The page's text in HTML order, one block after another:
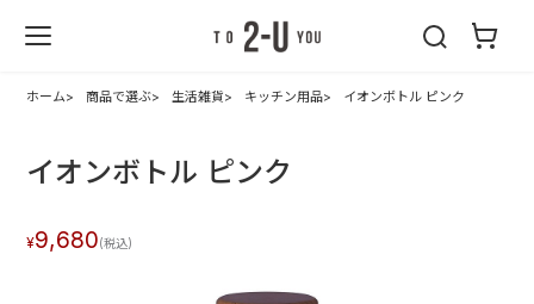
ホーム 商品で選ぶ 生活雑貨 キッチン用品 イオンボトル ピンク
イオンボトル ピンク
9,680